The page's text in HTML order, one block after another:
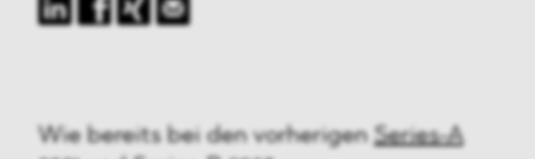
Wie bereits bei den vorherigenSeries-A